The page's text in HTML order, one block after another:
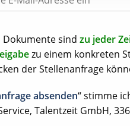
Dokumente sind zu jeder
zu einem konkreten
der Stellenanfrage
absenden“ stimme
Talentzeit GmbH,